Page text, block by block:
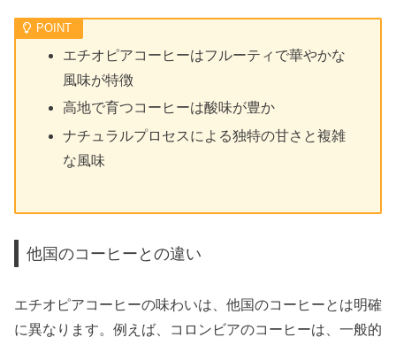
エチオピアコーヒーはフルーティで華やかな
風味が特徴
高地で育つコーヒーは酸味が豊か
ナチュラルプロセスによる独特の甘さと複雑
な風味
他国のコーヒーとの違い
エチオピアコーヒーの味わいは、他国のコーヒーとは明確
に異なります。例えば、コロンビアのコーヒーは、一般的